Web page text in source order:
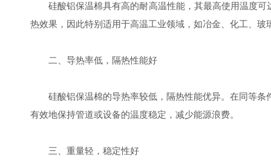
硅酸铝保温棉具有高的耐高温性能，其最高使用温度可
热效果，因此特别适用于高温工业领域，如冶金、化工、玻
二、导热率低，隔热性能好
硅酸铝保温棉的导热率较低，隔热性能优异。在同等条
有效地保持管道或设备的温度稳定，减少能源浪费。
三、重量轻，稳定性好